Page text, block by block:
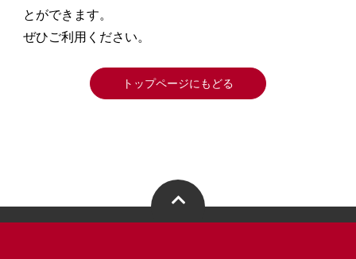
とができます。
ぜひご利用ください。
トップページにもどる